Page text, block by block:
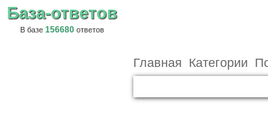
База-ответов
В базе 156680 ответов
Главная Категории